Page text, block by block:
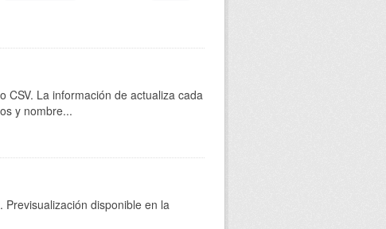
CSV. La información de actualiza cada
y nombre...
disponible en la